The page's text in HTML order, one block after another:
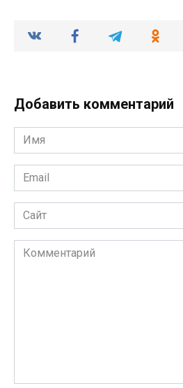
Добавить комментарий
Имя
*
Email
*
Сайт
Комментарий